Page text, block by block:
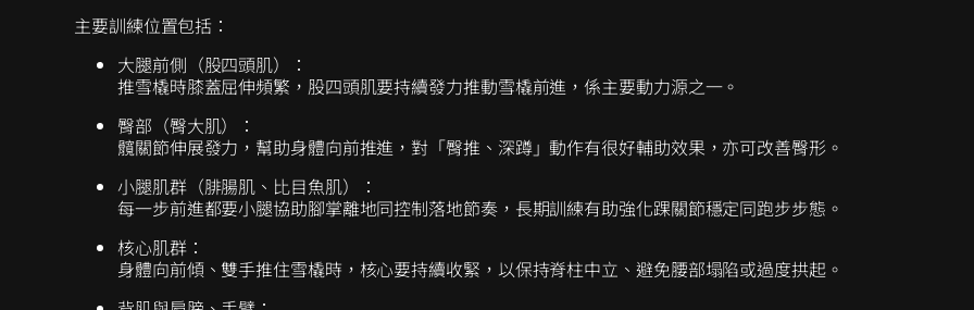
主要訓練位置包括：
大腿前側（股四頭肌）：
推雪橇時膝蓋屈伸頻繁，股四頭肌要持續發力推動雪橇前進，係主要動力源之一。
臀部（臀大肌）：
髖關節伸展發力，幫助身體向前推進，對「臀推、深蹲」動作有很好輔助效果，亦可改善臀形。
小腿肌群（腓腸肌、比目魚肌）：
每一步前進都要小腿協助腳掌離地同控制落地節奏，長期訓練有助強化踝關節穩定同跑步步態。
核心肌群：
身體向前傾、雙手推住雪橇時，核心要持續收緊，以保持脊柱中立、避免腰部塌陷或過度拱起。